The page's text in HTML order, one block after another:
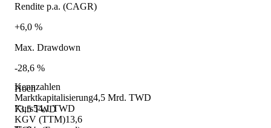
Kennzahlen
Marktkapitalisierung4,5 Mrd. TWD
Kurs54,1 TWD
KGV (TTM)13,6
Rendite p.a. (CAGR)
+6,0 %
Max. Drawdown
-28,6 %
Hoch
73,5 TWD